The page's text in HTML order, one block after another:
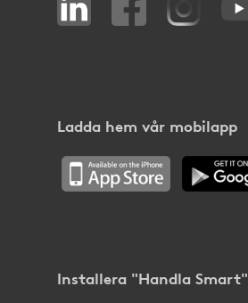
Ladda hem vår mobilapp
Installera "Handla Smart"